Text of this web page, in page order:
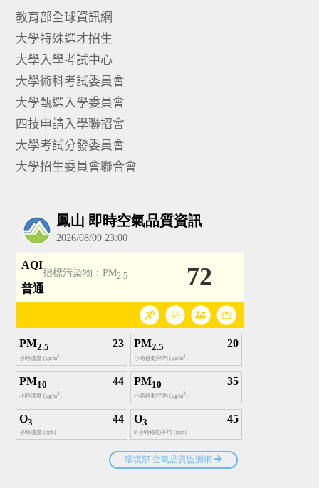
教育部全球資訊網
大學特殊選才招生
大學入學考試中心
大學術科考試委員會
大學甄選入學委員會
四技申請入學聯招會
大學考試分發委員會
大學招生委員會聯合會